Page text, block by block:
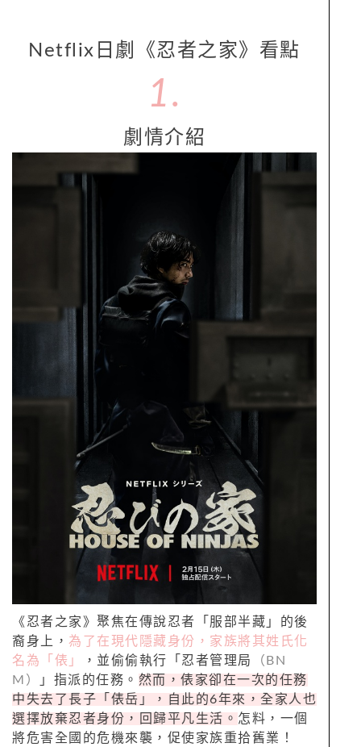
Netflix日劇《忍者之家》看點
1.
劇情介紹
《忍者之家》聚焦在傳說忍者「服部半藏」的後
裔身上， 為了在現代隱藏身份，家族將其姓氏化
名為「俵」
，並偷偷執行「忍者管理局
（BN
M）
」指派的任務。 然而，俵家卻在一次的任務
中失去了長子「俵岳」，自此的6年來，全家人也
選擇放棄忍者身份，回歸平凡生活。 怎料，一個
將危害全國的危機來襲，促使家族重拾舊業！